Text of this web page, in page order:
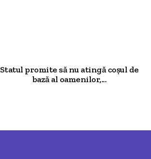
Statul promite să nu atingă coșul de
bază al oamenilor,...